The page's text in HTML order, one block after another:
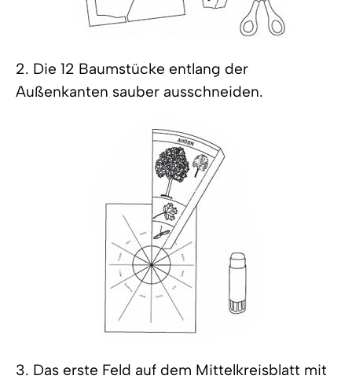
2. Die 12 Baumstücke entlang der
Außenkanten sauber ausschneiden.
3. Das erste Feld auf dem Mittelkreisblatt mit